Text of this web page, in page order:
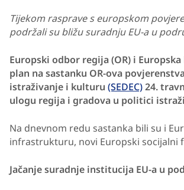
Tijekom rasprave s europskom
podržali su bližu suradnju EU-a u
Europski odbor regija (OR) i
plan na sastanku OR-ova
istraživanje i kulturu (SEDEC)24.
ulogu regija i gradova u politici
Na dnevnom redu sastanka bili su i
infrastrukturu, novi Europski socijalni
Jačanje suradnje institucija EU-a u